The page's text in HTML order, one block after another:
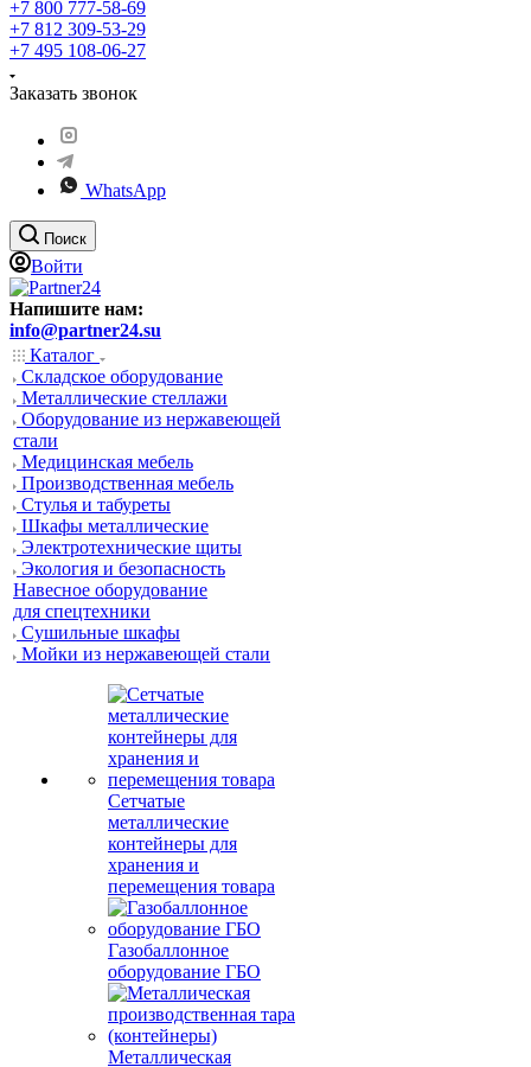
+7 800 777-58-69
+7 812 309-53-29
+7 495 108-06-27
Заказать звонок
WhatsApp
Поиск
Войти
Напишите нам:
info@partner24.su
Каталог
Складское оборудование
Металлические стеллажи
Оборудование из нержавеющей
стали
Медицинская мебель
Производственная мебель
Стулья и табуреты
Шкафы металлические
Электротехнические щиты
Экология и безопасность
Навесное оборудование
для спецтехники
Сушильные шкафы
Мойки из нержавеющей стали
Сетчатые
металлические
контейнеры для
хранения и
перемещения товара
Газобаллонное
оборудование ГБО
Металлическая